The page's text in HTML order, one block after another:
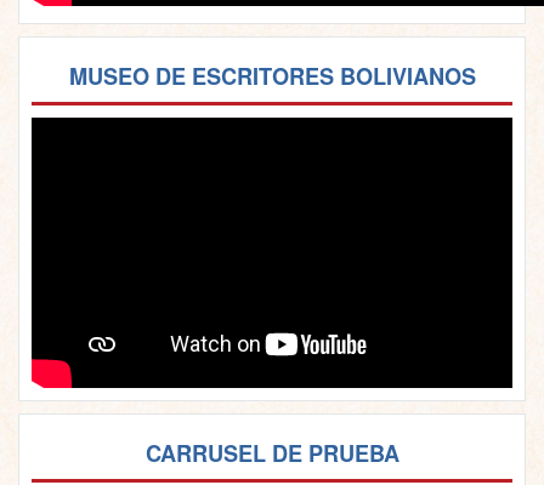
MUSEO DE ESCRITORES BOLIVIANOS
CARRUSEL DE PRUEBA